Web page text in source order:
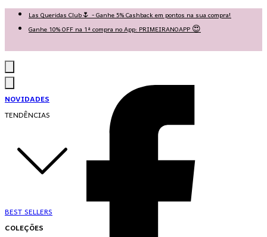
Las Queridas Club🌷 - Ganhe 5% Cashback em pontos na sua compra!
Ganhe 10% OFF na 1ª compra no App: PRIMEIRANOAPP 😍
NOVIDADES
TENDÊNCIAS
BEST SELLERS
COLEÇÕES